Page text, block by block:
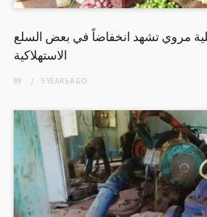
مروي تشهد انخفاضاً في بعض السلع
الاستهلاكية
BY 5 YEARSAGO